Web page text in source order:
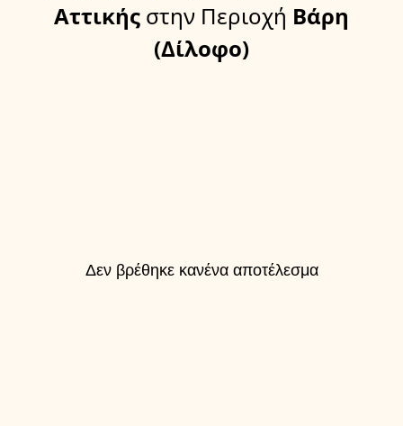
Αττικής στην Περιοχή Βάρη
(Δίλοφο)
Δεν βρέθηκε κανένα αποτέλεσμα